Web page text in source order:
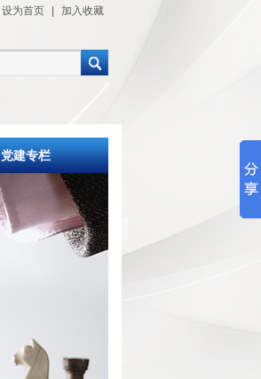
设为首页 加入收藏
党建专栏